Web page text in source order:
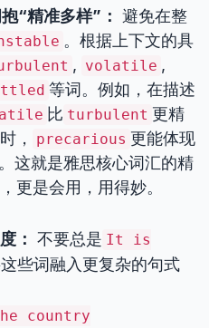
“精准多样”： 避免在整
。根据上下文的具
, volatile ,
等词。例如，在描述
比 turbulent 更精
，
precarious 更能体现
这就是雅思核心词汇的精
是会用，用得妙。
： 不要总是 It is
些词融入更复杂的句式
country